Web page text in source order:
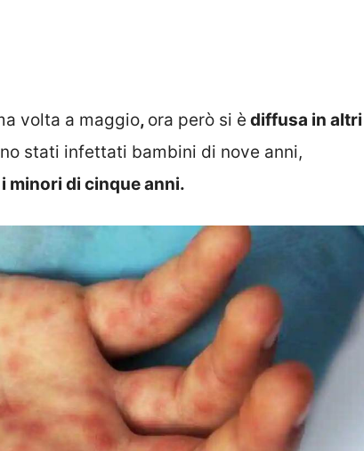
volta a maggio, ora però si è diffusa in altri
stati infettati bambini di nove anni,
minori di cinque anni.